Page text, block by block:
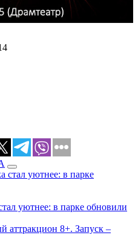
уютнее: в парке обновили